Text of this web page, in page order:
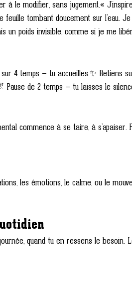
à le modifier, sans jugement.«
tombant doucement sur l’eau.
un poids invisible, comme si je me
4 temps — tu accueilles.✨ Retiens
de 2 temps — tu laisses le
commence à se taire, à s’apaiser.
les émotions, le calme, ou le
quand tu en ressens le besoin.